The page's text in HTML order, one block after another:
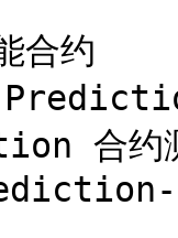
合约
合